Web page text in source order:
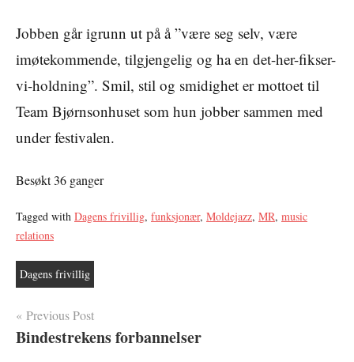
Jobben går igrunn ut på å ”være seg selv, være
imøtekommende, tilgjengelig og ha en det-her-fikser-
vi-holdning”. Smil, stil og smidighet er mottoet til
Team Bjørnsonhuset som hun jobber sammen med
under festivalen.
Besøkt 36 ganger
Tagged with Dagens frivillig, funksjonær, Moldejazz, MR, music
relations
Dagens frivillig
Innleggsnavigasjon
Previous Post
Bindestrekens forbannelser